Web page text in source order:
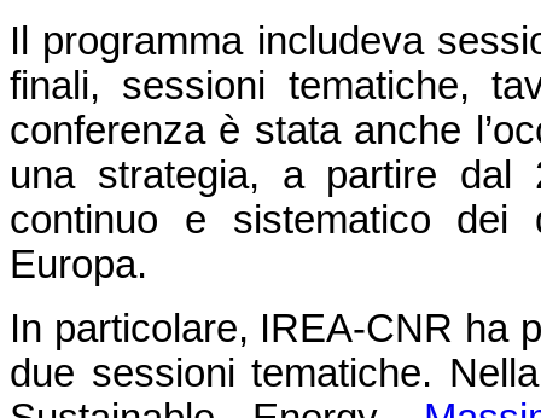
Il programma includeva
finali, sessioni tematiche,
conferenza è stata anche
una strategia, a partire dal
continuo e sistematico
Europa.
In particolare, IREA-CNR ha
due sessioni tematiche.